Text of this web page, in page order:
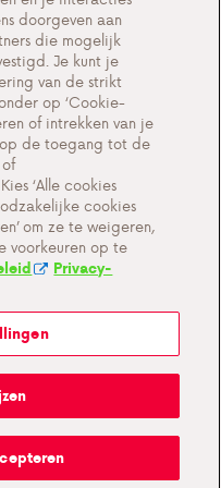
doorgeven aan
die mogelijk
Je kunt je
van de strikt
op ‘Cookie-
of intrekken van je
de toegang tot de
‘Alle cookies
cookies
om ze te weigeren,
voorkeuren op te
Privacy-